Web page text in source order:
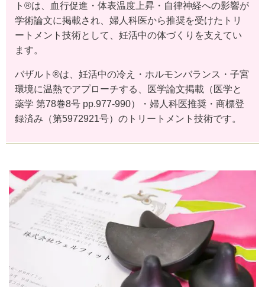
ト®は、血行促進・体表温度上昇・自律神経への影響が
学術論文に掲載され、婦人科医から推奨を受けたトリ
ートメント技術として、妊活中の体づくりを支えてい
ます。
バザルト®は、妊活中の冷え・ホルモンバランス・子宮
環境に温熱でアプローチする、医学論文掲載（医学と
薬学 第78巻8号 pp.977-990）・婦人科医推奨・商標登
録済み（第5972921号）のトリートメント技術です。